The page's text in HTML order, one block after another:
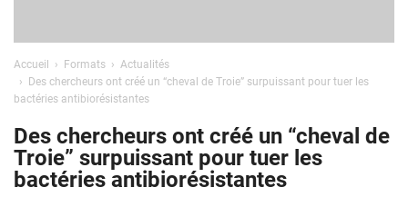
Accueil Formats
Actualités
Des chercheurs ont créé un “cheval de Troie” surpuissant pour tuer les
bactéries antibiorésistantes
Des chercheurs ont créé un “cheval de
Troie” surpuissant pour tuer les
bactéries antibiorésistantes